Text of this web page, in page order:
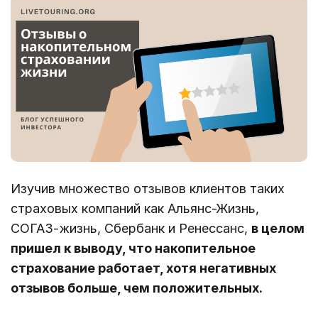
Изучив множество отзывов клиентов таких
страховых компаний как Альянс-Жизнь,
СОГАЗ-жизнь, Сбербанк и Ренессанс, в целом
пришел к выводу, что накопительное
страхование работает, хотя негативных
отзывов больше, чем положительных.